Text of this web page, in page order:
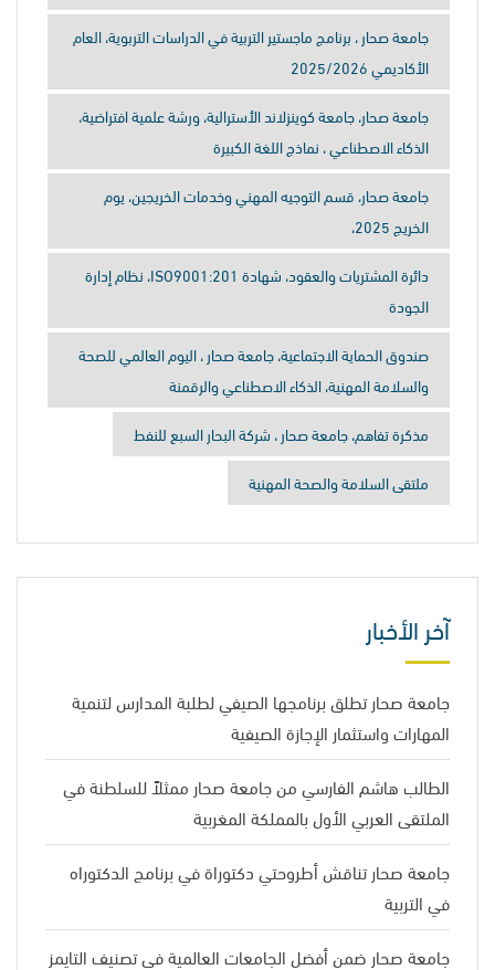
جامعة صحار ، برنامج ماجستير التربية في الدراسات التربوية، العام
الأكاديمي 2025/2026
جامعة صحار، جامعة كوينزلاند الأسترالية، ورشة علمية افتراضية،
الذكاء الاصطناعي ، نماذج اللغة الكبيرة
جامعة صحار، قسم التوجيه المهني وخدمات الخريجين، يوم
الخريج 2025،
دائرة المشتريات والعقود، شهادة ISO9001:201، نظام إدارة
الجودة
صندوق الحماية الاجتماعية، جامعة صحار ، اليوم العالمي للصحة
والسلامة المهنية، الذكاء الاصطناعي والرقمنة
مذكرة تفاهم، جامعة صحار ، شركة البحار السبع للنفط
ملتقى السلامة والصحة المهنية
آخر الأخبار
جامعة صحار تطلق برنامجها الصيفي لطلبة المدارس لتنمية
المهارات واستثمار الإجازة الصيفية
الطالب هاشم الفارسي من جامعة صحار ممثلاً للسلطنة في
الملتقى العربي الأول بالمملكة المغربية
جامعة صحار تناقش أطروحتي دكتوراة في برنامج الدكتوراه
في التربية
جامعة صحار ضمن أفضل الجامعات العالمية في تصنيف التايمز